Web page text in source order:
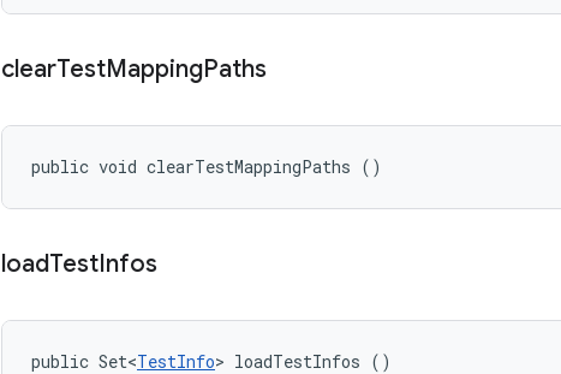
clearTestMappingPaths
public void clearTestMappingPaths ()
loadTestInfos
public Set<TestInfo> loadTestInfos ()